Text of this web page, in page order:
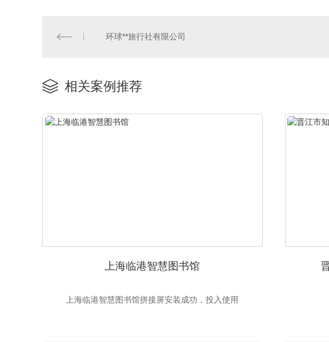
环球**旅行社有限公司
相关案例推荐
上海临港智慧图书馆
上海临港智慧图书馆拼接屏安装成功，投入使用